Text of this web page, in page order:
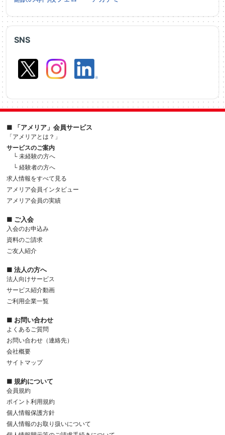
SNS
■ 「アメリア」会員サービス
「アメリアとは？」
サービスのご案内
└ 未経験の方へ
└ 経験者の方へ
求人情報をすべて見る
アメリア会員インタビュー
アメリア会員の実績
■ ご入会
入会のお申込み
資料のご請求
ご友人紹介
■ 法人の方へ
法人向けサービス
サービス紹介動画
ご利用企業一覧
■ お問い合わせ
よくあるご質問
お問い合わせ（連絡先）
会社概要
サイトマップ
■ 規約について
会員規約
ポイント利用規約
個人情報保護方針
個人情報のお取り扱いについて